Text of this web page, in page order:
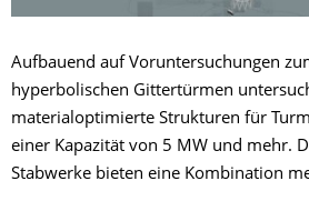
Aufbauend auf Voruntersuchungen
hyperbolischen Gittertürmen
materialoptimierte Strukturen für
einer Kapazität von 5 MW und mehr.
Stabwerke bieten eine Kombination